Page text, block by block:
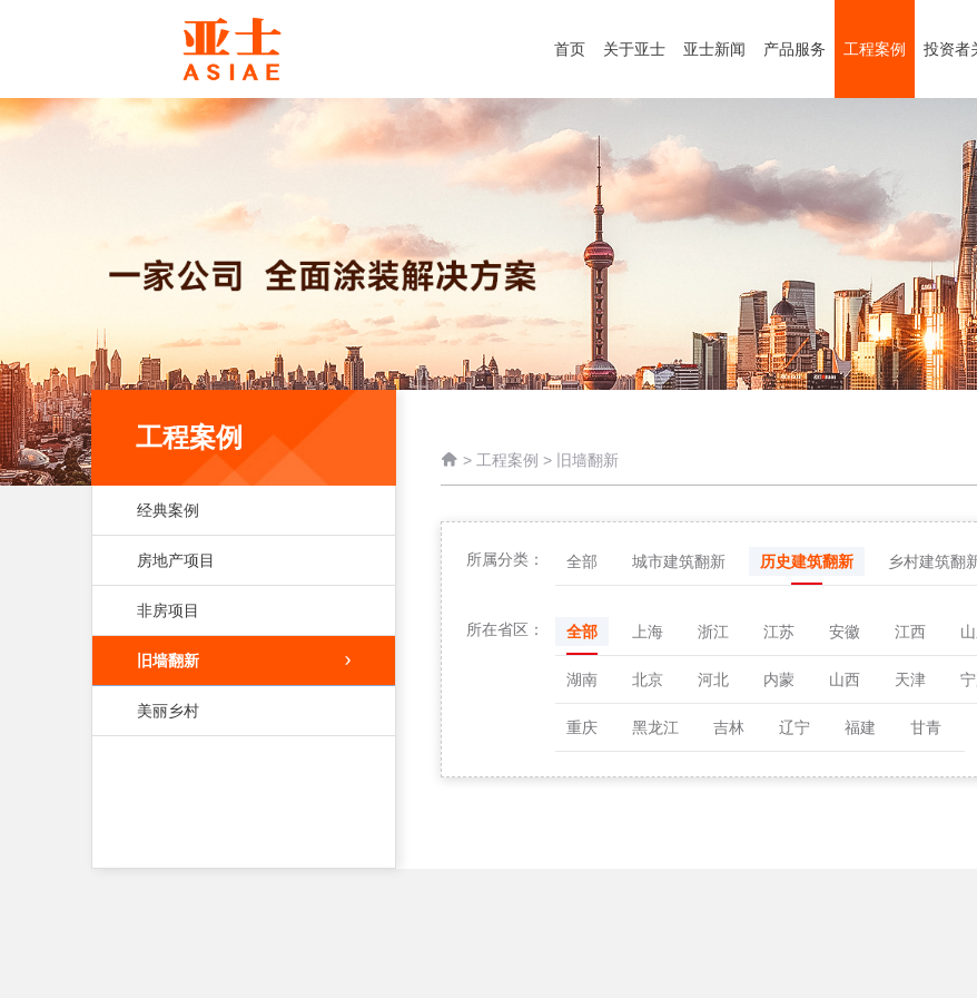
首页 关于亚士 亚士新闻 产品服务 工程案例 投资者
工程案例
经典案例
房地产项目
非房项目
旧墙翻新
美丽乡村
 > 工程案例 > 旧墙翻新
所属分类： 全部 城市建筑翻新 历史建筑翻新 乡村建筑翻
所在省区： 全部 上海 浙江 江苏 安徽 江西
湖南 北京 河北 内蒙 山西 天津
重庆 黑龙江 吉林 辽宁 福建 甘青